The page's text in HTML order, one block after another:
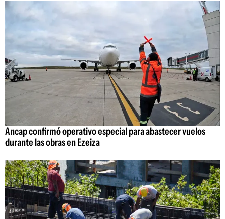
Ancap confirmó operativo especial para abastecer vuelos
durante las obras en Ezeiza